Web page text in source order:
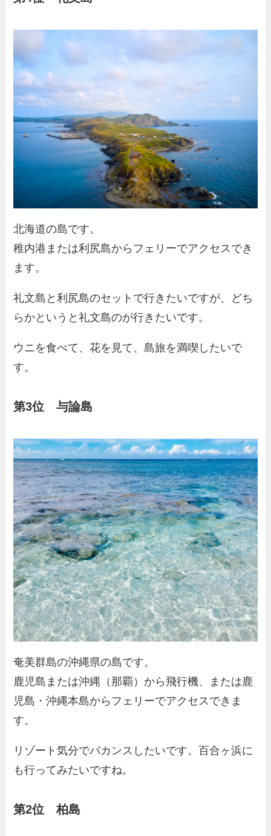
北海道の島です。
稚内港または利尻島からフェリーでアクセスでき
ます。
礼文島と利尻島のセットで行きたいですが、どち
らかというと礼文島のが行きたいです。
ウニを食べて、花を見て、島旅を満喫したいで
す。
第3位 与論島
奄美群島の沖縄県の島です。
鹿児島または沖縄（那覇）から飛行機、または鹿
児島・沖縄本島からフェリーでアクセスできま
す。
リゾート気分でバカンスしたいです。百合ヶ浜に
も行ってみたいですね。
第2位 柏島